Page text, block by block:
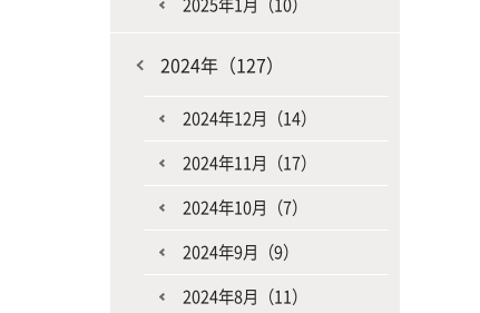
2024年（127）
2024年12月（14）
2024年11月（17）
2024年10月（7）
2024年9月（9）
2024年8月（11）